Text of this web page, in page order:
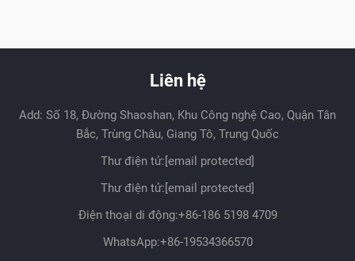
Liên hệ
Add: Số 18, Đường Shaoshan, Khu Công nghệ Cao, Quận Tân
Bắc, Trùng Châu, Giang Tô, Trung Quốc
Thư điện tử:[email protected]
Thư điện tử:[email protected]
Điện thoại di động:+86-186 5198 4709
WhatsApp:+86-19534366570